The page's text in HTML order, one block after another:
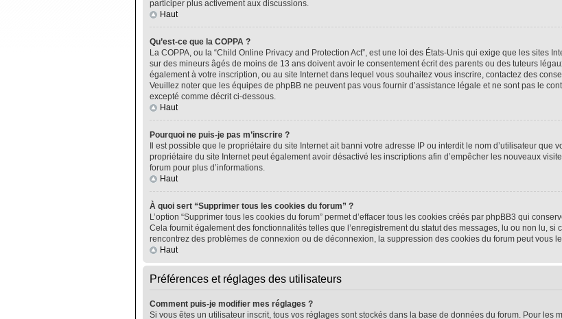
participer plus activement aux discussions.
Haut
Qu’est-ce que la COPPA ?
La COPPA, ou la “Child Online Privacy and Protection Act”, est une loi des États-Unis qui exige que les sites
sur des mineurs âgés de moins de 13 ans doivent avoir le consentement écrit des parents ou des tuteurs
également à votre inscription, ou au site Internet dans lequel vous souhaitez vous inscrire, contactez des
Veuillez noter que les équipes de phpBB ne peuvent pas vous fournir d’assistance légale et ne sont pas le
excepté comme décrit ci-dessous.
Haut
Pourquoi ne puis-je pas m’inscrire ?
Il est possible que le propriétaire du site Internet ait banni votre adresse IP ou interdit le nom d’utilisateur que
propriétaire du site Internet peut également avoir désactivé les inscriptions afin d’empêcher les nouveaux
forum pour plus d’informations.
Haut
À quoi sert “Supprimer tous les cookies du forum” ?
L’option “Supprimer tous les cookies du forum” permet d’effacer tous les cookies créés par phpBB3 qui
Cela fournit également des fonctionnalités telles que l’enregistrement du statut des messages, lu ou non lu,
rencontrez des problèmes de connexion ou de déconnexion, la suppression des cookies du forum peut vous
Haut
Préférences et réglages des utilisateurs
Comment puis-je modifier mes réglages ?
Si vous êtes un utilisateur inscrit, tous vos réglages sont stockés dans la base de données du forum. Pour les